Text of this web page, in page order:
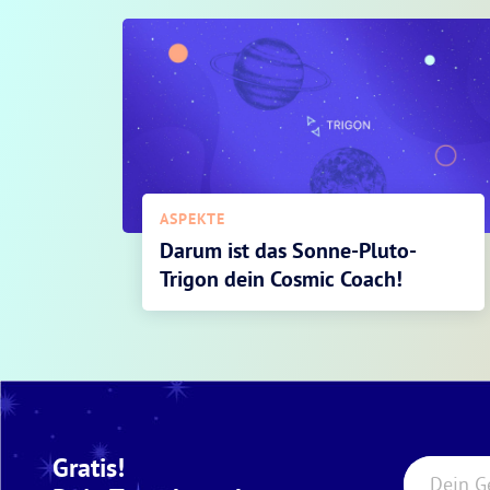
ASPEKTE
Darum ist das Sonne-Pluto-
Trigon dein Cosmic Coach!
Gratis!
Dein